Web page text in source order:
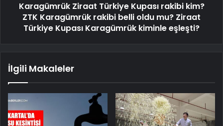
Karagümrük Ziraat Türkiye Kupası rakibi kim?
ZTK Karagümrük rakibi belli oldu mu? Ziraat
Türkiye Kupası Karagümrük kiminle eşleşti?
İlgili Makaleler